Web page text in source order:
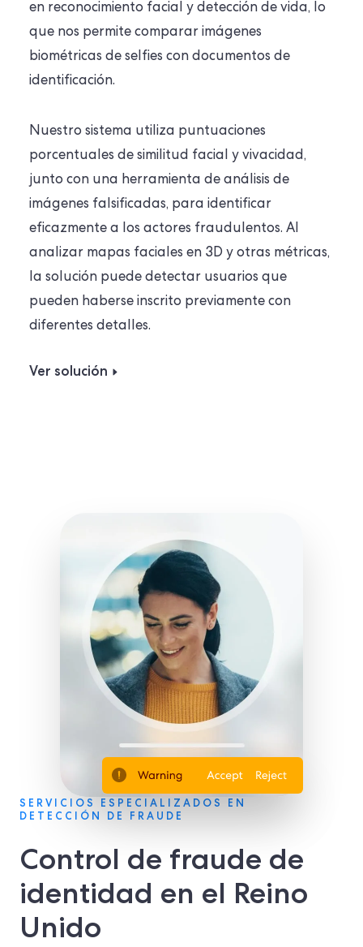
en reconocimiento facial y detección de vida, lo
que nos permite comparar imágenes
biométricas de selfies con documentos de
identificación.
Nuestro sistema utiliza puntuaciones
porcentuales de similitud facial y vivacidad,
junto con una herramienta de análisis de
imágenes falsificadas, para identificar
eficazmente a los actores fraudulentos. Al
analizar mapas faciales en 3D y otras métricas,
la solución puede detectar usuarios que
pueden haberse inscrito previamente con
diferentes detalles.
Ver solución
SERVICIOS ESPECIALIZADOS EN
DETECCIÓN DE FRAUDE
Control de fraude de
identidad en el Reino
Unido